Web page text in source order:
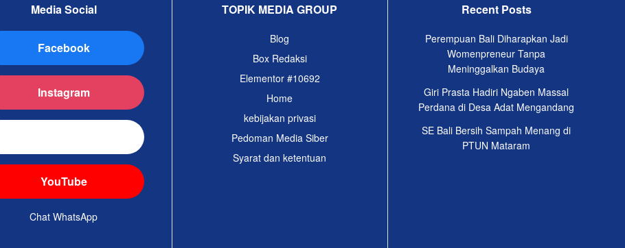
Media Social
Facebook
Instagram
YouTube
Chat WhatsApp
TOPIK MEDIA GROUP
Blog
Box Redaksi
Elementor #10692
Home
kebijakan privasi
Pedoman Media Siber
Syarat dan ketentuan
Recent Posts
Perempuan Bali Diharapkan Jadi
Womenpreneur Tanpa
Meninggalkan Budaya
Giri Prasta Hadiri Ngaben Massal
Perdana di Desa Adat Mengandang
SE Bali Bersih Sampah Menang di
PTUN Mataram